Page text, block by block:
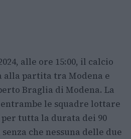
alle ore 15:00, il calcio
alla partita tra Modena e
Braglia di Modena. La
le squadre lottare
tutta la durata dei 90
che nessuna delle due